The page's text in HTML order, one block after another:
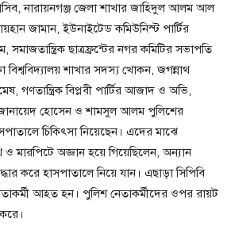
নারায়নগঞ্জ জেলা শাখার জাহিদুল আলম আল
জামান, ইউনাইটেড কমিউনিস্ট পার্টির
সমাজতান্ত্রিক ছাত্রফ্রন্টের নগর কমিটির সভাপতি
শাখার সদস্য খোকন, জগন্নাথ
গণতান্ত্রিক বিপ্লবী পার্টির আজাদ ও অভি,
জোনায়েদ হোসেন ও শামসুল আলম পুলিশের
চিকিৎসা নিয়েছেন। এদের মাঝে
ও মারপিটে অজ্ঞান হয়ে গিয়েছিলেন, অন্যান
করে হাসপাতালে নিয়ে যান। এছাড়া সিপিবি
আহত হন। পুলিশ নেতাকর্মীদের ওপর রায়ট